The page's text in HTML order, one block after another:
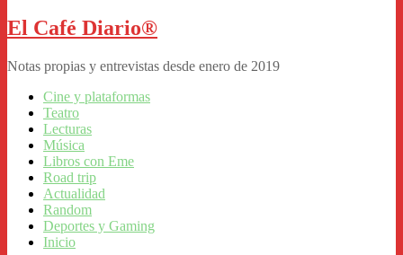
El Café Diario®
Notas propias y entrevistas desde enero de 2019
Cine y plataformas
Teatro
Lecturas
Música
Libros con Eme
Road trip
Actualidad
Random
Deportes y Gaming
Inicio